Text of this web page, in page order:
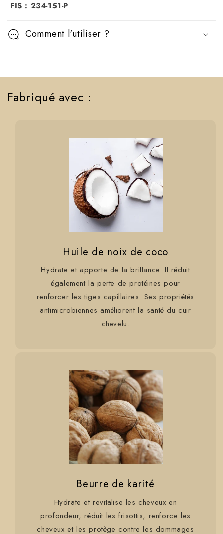
b
FIS : 234-151-P
Comment l'utiliser ?
Fabriqué avec :
Huile de noix de coco
Hydrate et apporte de la brillance. Il réduit
également la perte de protéines pour
renforcer les tiges capillaires. Ses propriétés
antimicrobiennes améliorent la santé du cuir
chevelu.
Beurre de karité
Hydrate et revitalise les cheveux en
profondeur, réduit les frisottis, renforce les
cheveux et les protège contre les dommages